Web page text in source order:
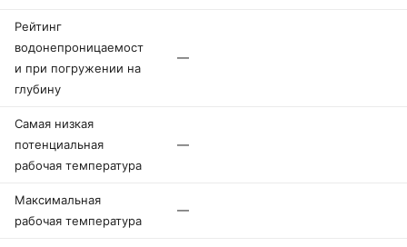
Рейтинг
водонепроницаемост
и при погружении на
глубину
—
Самая низкая
потенциальная
рабочая температура
—
Максимальная
рабочая температура
—